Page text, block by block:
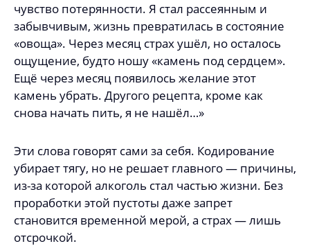
чувство потерянности. Я стал рассеянным и
забывчивым, жизнь превратилась в состояние
«овоща». Через месяц страх ушёл, но осталось
ощущение, будто ношу «камень под сердцем».
Ещё через месяц появилось желание этот
камень убрать. Другого рецепта, кроме как
снова начать пить, я не нашёл…»
Эти слова говорят сами за себя. Кодирование
убирает тягу, но не решает главного — причины,
из-за которой алкоголь стал частью жизни. Без
проработки этой пустоты даже запрет
становится временной мерой, а страх — лишь
отсрочкой.